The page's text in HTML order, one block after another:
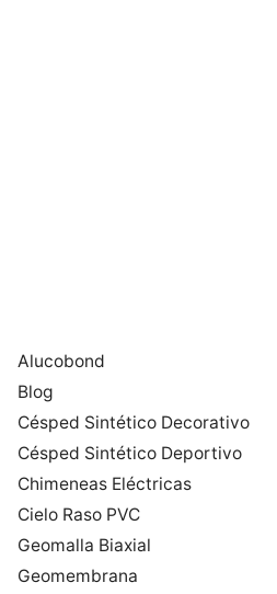
Alucobond
Blog
Césped Sintético Decorativo
Césped Sintético Deportivo
Chimeneas Eléctricas
Cielo Raso PVC
Geomalla Biaxial
Geomembrana